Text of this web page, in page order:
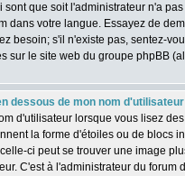
que soit l'administrateur n'a
dans votre langue. Essayez de
besoin; s'il n'existe pas, sentez-
sur le site web du groupe phpBB
dessous de mon nom
d'utilisateur lorsque vous lisez
la forme d'étoiles ou de blocs
ci peut se trouver une image
C'est à l'administrateur du forum